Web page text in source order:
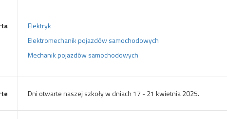
Elektryk
Elektromechanik pojazdów samochodowych
Mechanik pojazdów samochodowych
Dni otwarte naszej szkoły w dniach 17 - 21 kwietnia 2025.